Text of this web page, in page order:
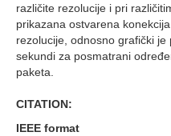
različite rezolucije i pri
prikazana ostvarena
rezolucije, odnosno grafički
sekundi za posmatrani
paketa.
CITATION:
IEEE format